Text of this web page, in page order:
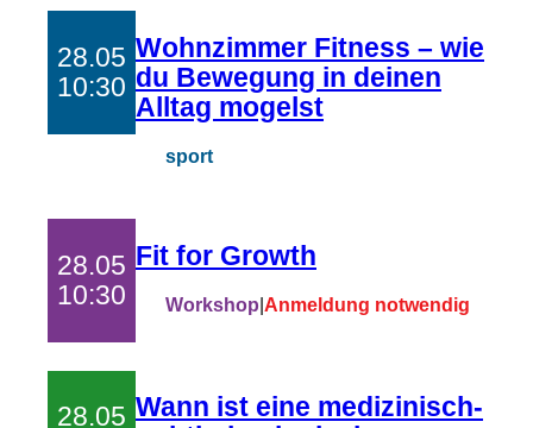
28.05
10:30
Wohnzimmer Fitness – wie
du Bewegung in deinen
Alltag mogelst
sport
28.05
10:30
Fit for Growth
Workshop|Anmeldung notwendig
28.05 Wann ist eine medizinisch-